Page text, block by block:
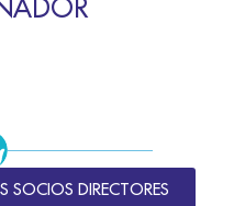
SOCIOS DIRECTORES